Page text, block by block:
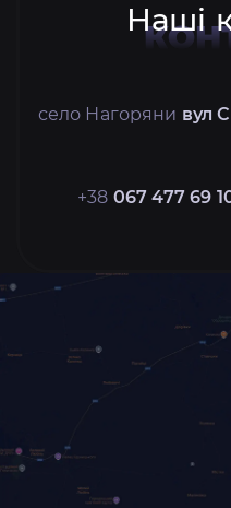
Наші
село Нагоряни вул
+38 067 477 69